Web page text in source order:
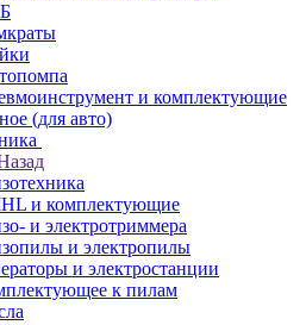
и комплектующие
(для авто)
и комплектующие
и электротриммера
и электропилы
и электростанции
к пилам